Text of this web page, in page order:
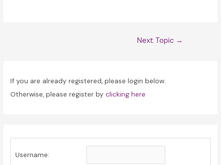
Next Topic →
If you are already registered, please login below.
Otherwise, please register byclicking here
Username: